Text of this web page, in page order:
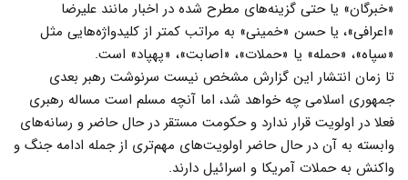
«خبرگان» یا حتی گزینه‌های مطرح شده در اخبار مانند علیرضا
«اعرافی»، یا حسن «خمینی» به مراتب کمتر از کلیدواژه‌هایی مثل
«سپاه»، «حمله» یا «حملات»‌، «اصابت»، «پهپاد» است.
تا زمان انتشار این گزارش مشخص نیست سرنوشت رهبر بعدی
جمهوری اسلامی چه خواهد شد، اما آنچه مسلم است مساله رهبری
فعلا در اولویت قرار ندارد و حکومت مستقر در حال حاضر و رسانه‌های
وابسته به آن در حال حاضر اولویت‌های مهم‌تری از جمله ادامه جنگ و
واکنش به حملات آمریکا و اسرائیل دارند.